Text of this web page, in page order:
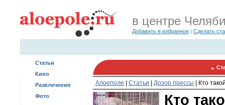
в центре
Добавить в избранное | Сделать
Статьи
Кино
Развлечения
Фото
Алоеполе Статьи Дозор прессы Кто
Кто